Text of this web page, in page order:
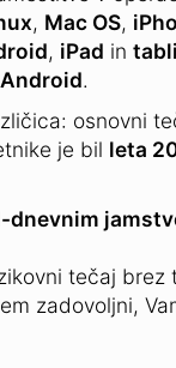
, Mac OS,
, iPad in
.
osnovni
je bil leta
dnevnim
tečaj brez
zadovoljni,